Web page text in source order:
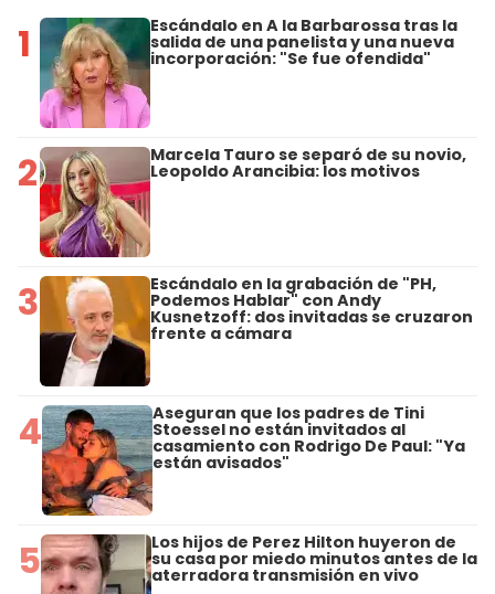
1 Escándalo en A la Barbarossa tras la
salida de una panelista y una nueva
incorporación: "Se fue ofendida"
2 Marcela Tauro se separó de su novio,
Leopoldo Arancibia: los motivos
3 Escándalo en la grabación de "PH,
Podemos Hablar" con Andy
Kusnetzoff: dos invitadas se cruzaron
frente a cámara
4 Aseguran que los padres de Tini
Stoessel no están invitados al
casamiento con Rodrigo De Paul: "Ya
están avisados"
5 Los hijos de Perez Hilton huyeron de
su casa por miedo minutos antes de la
aterradora transmisión en vivo